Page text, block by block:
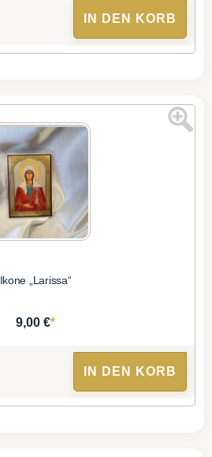
IN DEN KORB
Ikone „Larissa“
9,00 €*
IN DEN KORB